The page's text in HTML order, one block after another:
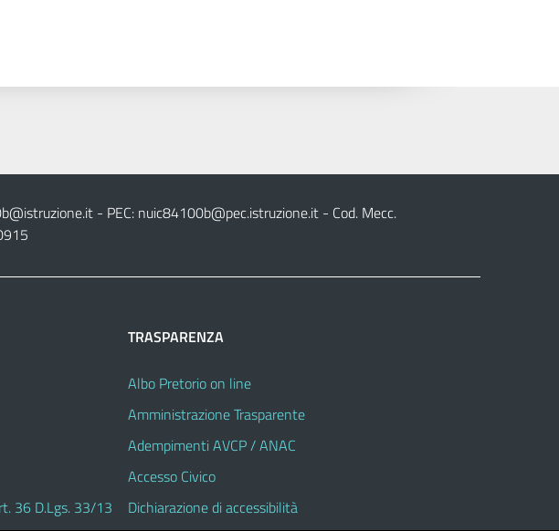
- PEC: nuic84100b@pec.istruzione.it- Cod. Mecc.
36 D.Lgs. 33/13
TRASPARENZA
Albo Pretorio on line
Amministrazione Trasparente
Adempimenti AVCP / ANAC
Accesso Civico
Dichiarazione di accessibilità